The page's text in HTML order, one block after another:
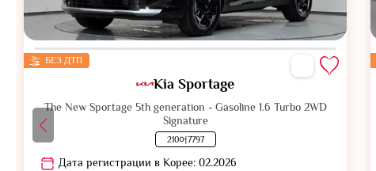
БЕЗ ДТП
Kia Sportage
The New Sportage 5th generation - Gasoline 1.6 Turbo 2WD
Signature
210어7797
Дата регистрации в Корее: 02.2026